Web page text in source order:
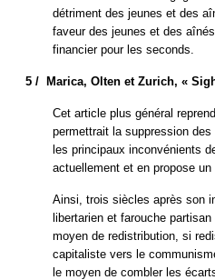
détriment des jeunes et des
faveur des jeunes et des
financier pour les seconds.
5 / Marica, Olten et Zurich, «
Cet article plus général
permettrait la suppression
les principaux inconvénients
actuellement et en propose un
Ainsi, trois siècles après son
libertarien et farouche
moyen de redistribution, si
capitaliste vers le
le moyen de combler les